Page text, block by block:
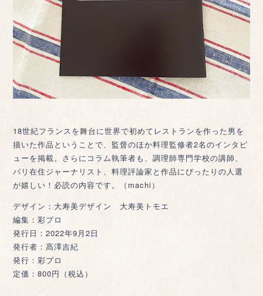
18世紀フランスを舞台に世界で初めてレストランを作った男を
描いた作品ということで、監督のほか料理監修者2名のインタビ
ューを掲載。さらにコラム執筆者も、調理師専門学校の講師、
パリ在住ジャーナリスト、料理評論家と作品にぴったりの人選
が嬉しい！必読の内容です。（machi）
デザイン：大寿美デザイン 大寿美トモエ
編集：彩プロ
発行日：2022年9月2日
発行者：髙澤吉紀
発行：彩プロ
定価：800円（税込）